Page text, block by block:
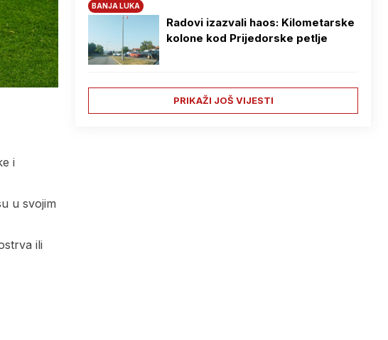
i
u svojim
ili
BANJA LUKA
Radovi izazvali haos: Kilometarske
kolone kod Prijedorske petlje
PRIKAŽI JOŠ VIJESTI